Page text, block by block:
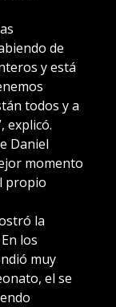
de
y está
todos y a
explicó.
Daniel
momento
propio
la
los
muy
el se